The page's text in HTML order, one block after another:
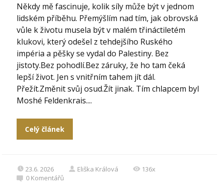
Někdy mě fascinuje, kolik síly může být v jednom
lidském příběhu. Přemýšlím nad tím, jak obrovská
vůle k životu musela být v malém třináctiletém
klukovi, který odešel z tehdejšího Ruského
impéria a pěšky se vydal do Palestiny. Bez
jistoty.Bez pohodlí.Bez záruky, že ho tam čeká
lepší život. Jen s vnitřním tahem jít dál.
Přežít.Změnit svůj osud.Žít jinak. Tím chlapcem byl
Moshé Feldenkrais....
Celý článek
23.6. 2026 Eliška Králová
136x
0 Komentářů